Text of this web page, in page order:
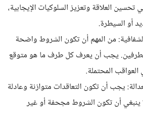
تحسين العلاقة وتعزيز السلوكيات الإيجابية،
أو السيطرة.
من المهم أن تكون الشروط واضحة
يجب أن يعرف كل طرف ما هو متوقع
المحتملة.
يجب أن تكون التعاقدات متوازنة وعادلة
ينبغي أن تكون الشروط مجحفة أو غير